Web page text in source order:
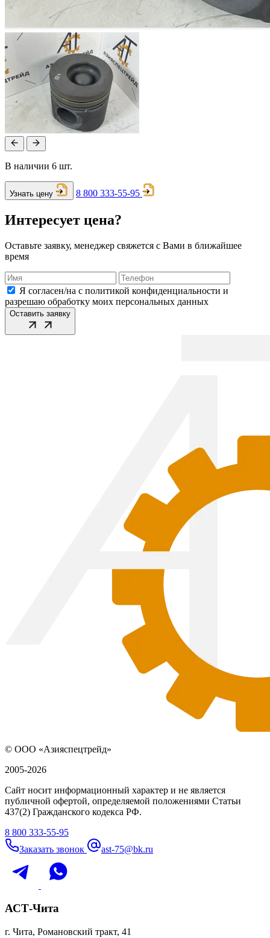
В наличии 6 шт.
Узнать цену 8 800 333-55-95
Интересует цена?
Оставьте заявку, менеджер свяжется с Вами в ближайшее
время
Я согласен/на с политикой конфиденциальности и
разрешаю обработку моих персональных данных
Оставить заявку
© ООО «Азияспецтрейд»
2005-2026
Сайт носит информационный характер и не является
публичной офертой, определяемой положениями Статьи
437(2) Гражданского кодекса РФ.
8 800 333-55-95
Заказать звонок
ast-75@bk.ru
АСТ-Чита
г. Чита, Романовский тракт, 41